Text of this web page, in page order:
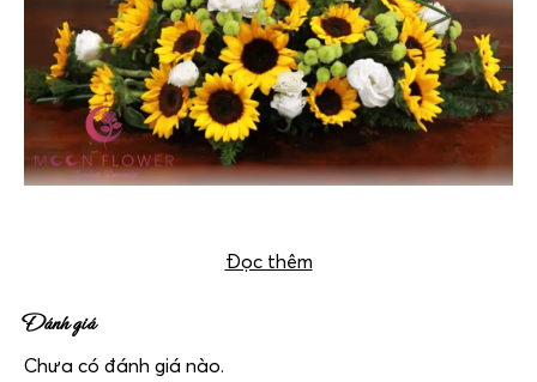
Đọc thêm
Đánh giá
Chưa có đánh giá nào.